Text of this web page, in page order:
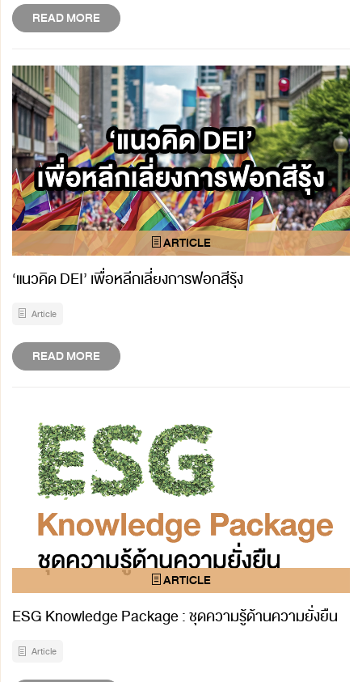
READ MORE
‘แนวคิด DEI’ เพื่อหลีกเลี่ยงการฟอกสีรุ้ง
Article
READ MORE
ESG Knowledge Package : ชุดความรู้ด้านความยั่งยืน
Article